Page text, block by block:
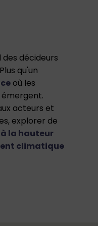
décideurs
qu'un
où les
acteurs et
explorer de
la hauteur
climatique